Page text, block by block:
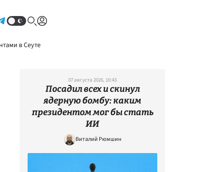
в Сеуте
07 августа 2026, 10:43
Посадил всех и скинул
ядерную бомбу: каким
президентом мог бы стать
ИИ
Виталий Рюмшин